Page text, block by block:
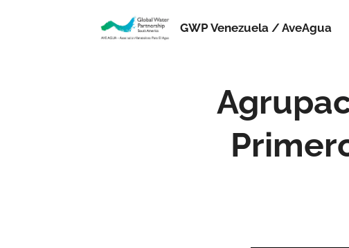
GWP Venezuela / AveAgua